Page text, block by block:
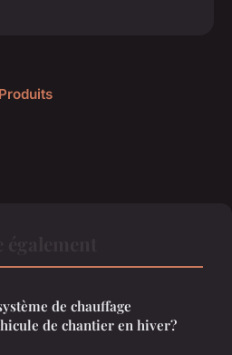
de chauffage
de chantier en hiver?